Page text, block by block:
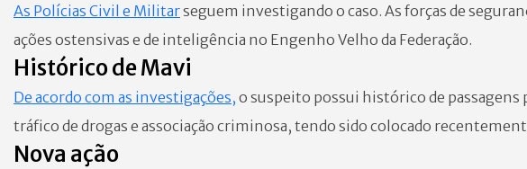
As Polícias Civil e Militarseguem investigando o caso. As forças de
ações ostensivas e de inteligência no Engenho Velho da Federação.
Histórico de Mavi
De acordo com as investigações, o suspeito possui histórico de
tráfico de drogas e associação criminosa, tendo sido colocado
Nova ação